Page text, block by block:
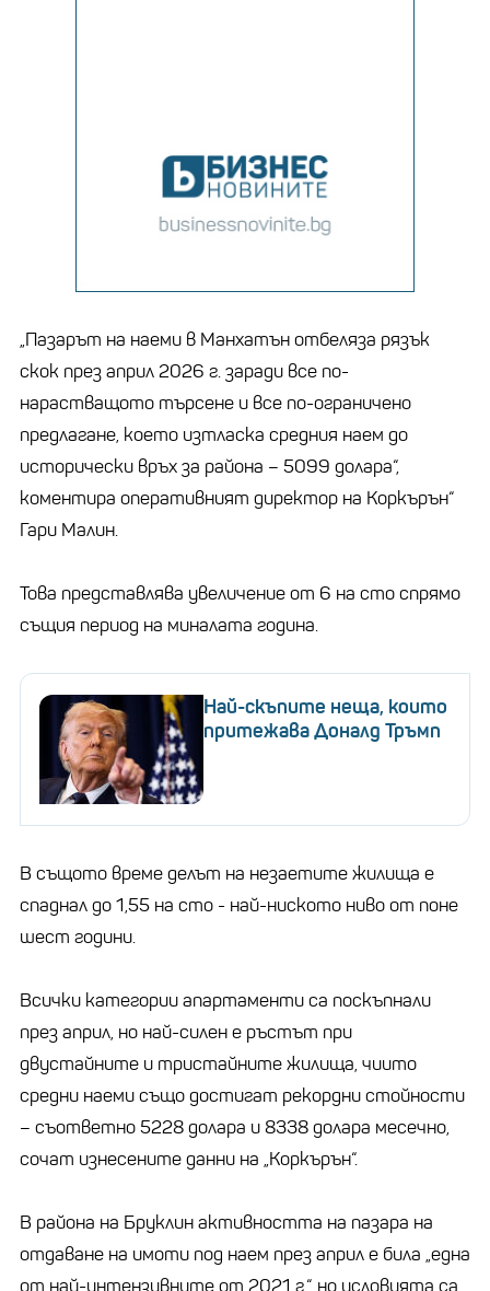
„Пазарът на наеми в Манхатън отбеляза рязък
скок през април 2026 г. заради все по-
нарастващото търсене и все по-ограничено
предлагане, което изтласка средния наем до
исторически връх за района – 5099 долара“,
коментира оперативният директор на Коркърън“
Гари Малин.
Това представлява увеличение от 6 на сто спрямо
същия период на миналата година.
Най-скъпите неща, които
притежава Доналд Тръмп
В същото време делът на незаетите жилища е
спаднал до 1,55 на сто - най-ниското ниво от поне
шест години.
Всички категории апартаменти са поскъпнали
през април, но най-силен е ръстът при
двустайните и тристайните жилища, чиито
средни наеми също достигат рекордни стойности
– съответно 5228 долара и 8338 долара месечно,
сочат изнесените данни на „Коркърън“.
В района на Бруклин активността на пазара на
отдаване на имоти под наем през април е била „една
от най-интензивните от 2021 г.“, но условията са